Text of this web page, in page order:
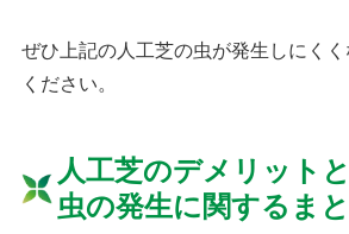
ぜひ上記の人工芝の虫が発生しにく
ください。
人工芝のデメリット
虫の発生に関するま